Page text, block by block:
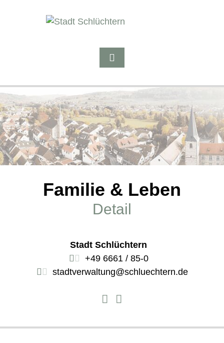
Familie & Leben
Detail
Stadt Schlüchtern
+49 6661 / 85-0
stadtverwaltung@schluechtern.de